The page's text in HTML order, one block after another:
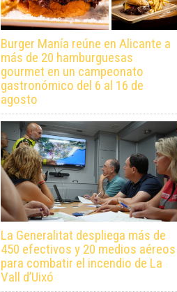
Burger Manía reúne en Alicante a
más de 20 hamburguesas
gourmet en un campeonato
gastronómico del 6 al 16 de
agosto
La Generalitat despliega más de
450 efectivos y 20 medios aéreos
para combatir el incendio de La
Vall d’Uixó